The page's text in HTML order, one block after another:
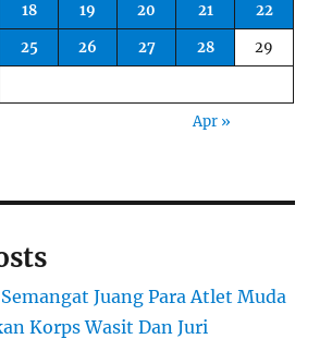
18 19 20 21
22
25 26 27 28
29
Apr »
Juang Para Atlet Muda
Korps Wasit Dan Juri